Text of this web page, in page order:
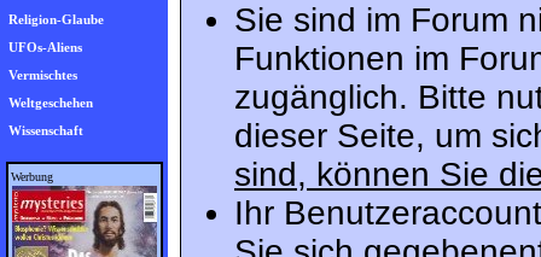
Religion-Glaube
UFOs-Aliens
Vermischtes
Weltgeschehen
Wissenschaft
Werbung
Sie sind im Forum
Funktionen im
zugänglich. Bitte
dieser Seite, um
sind, können Sie
Ihr